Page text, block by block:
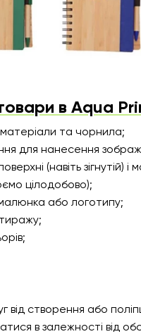
в Aqua
матеріали та чорнила;
для нанесення
(навіть зігнутій) і
цілодобово);
або логотипу;
від створення або
в залежності від